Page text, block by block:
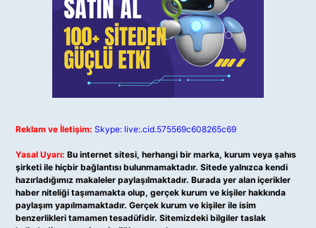
Reklam ve İletişim: Skype: live:.cid.575569c608265c69
Yasal Uyarı: Bu internet sitesi, herhangi bir marka, kurum veya şahıs
şirketi ile hiçbir bağlantısı bulunmamaktadır. Sitede yalnızca kendi
hazırladığımız makaleler paylaşılmaktadır. Burada yer alan içerikler
haber niteliği taşımamakta olup, gerçek kurum ve kişiler hakkında
paylaşım yapılmamaktadır. Gerçek kurum ve kişiler ile isim
benzerlikleri tamamen tesadüfidir. Sitemizdeki bilgiler taslak